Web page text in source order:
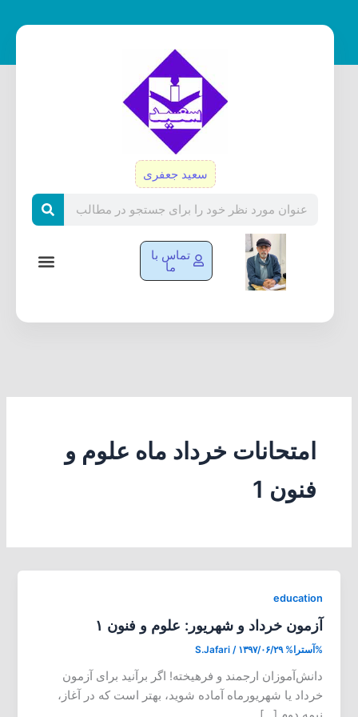
سعید جعفری
تماس با
ما
امتحانات خرداد ماه علوم و
فنون 1
education
آزمون خرداد و شهریور: علوم و فنون ۱
%آسترا% S.Jafari / ۱۳۹۷/۰۶/۲۹
دانش‌آموزان ارجمند و فرهیخته! اگر برآنید برای آزمون
خرداد یا شهریورماه آماده شوید، بهتر است که در آغاز،